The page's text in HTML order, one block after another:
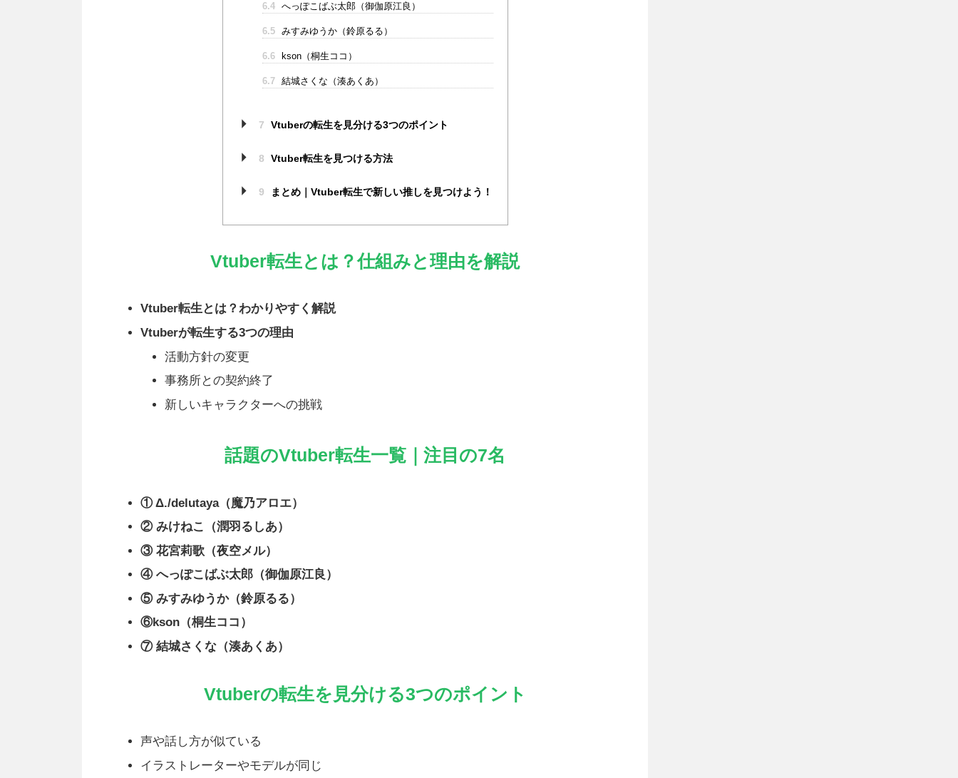
6.4 へっぽこばぶ太郎（御伽原江良）
6.5 みすみゆうか（鈴原るる）
6.6 kson（桐生ココ）
6.7 結城さくな（湊あくあ）
7 Vtuberの転生を見分ける3つのポイント
8 Vtuber転生を見つける方法
9 まとめ｜Vtuber転生で新しい推しを見つけよう！
Vtuber転生とは？仕組みと理由を解説
Vtuber転生とは？わかりやすく解説
Vtuberが転生する3つの理由
活動方針の変更
事務所との契約終了
新しいキャラクターへの挑戦
話題のVtuber転生一覧｜注目の7名
① Δ./delutaya（魔乃アロエ）
② みけねこ（潤羽るしあ）
③ 花宮莉歌（夜空メル）
④ へっぽこばぶ太郎（御伽原江良）
⑤ みすみゆうか（鈴原るる）
⑥kson（桐生ココ）
⑦ 結城さくな（湊あくあ）
Vtuberの転生を見分ける3つのポイント
声や話し方が似ている
イラストレーターやモデルが同じ